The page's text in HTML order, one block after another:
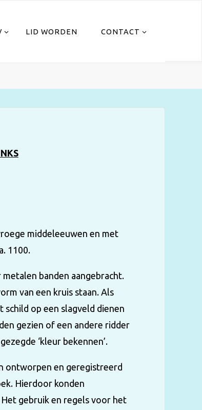
LID WORDEN CONTACT
middeleeuwen en met
1100.
banden aangebracht.
van een kruis staan. Als
op een slagveld dienen
gezien of een andere ridder
‘kleur bekennen’.
ontworpen en geregistreerd
Hierdoor konden
gebruik en regels voor het